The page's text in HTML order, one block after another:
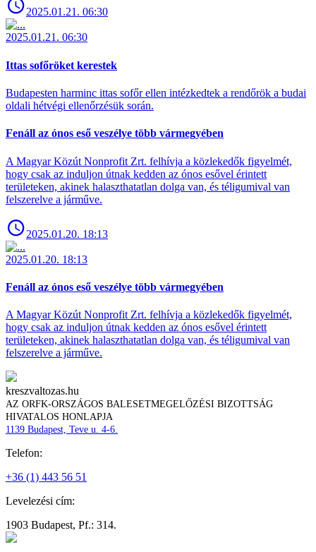
2025.01.21. 06:30
2025.01.21. 06:30
Ittas sofőröket kerestek
Budapesten harminc ittas sofőr ellen intézkedtek a rendőrök a budai
oldali hétvégi ellenőrzésük során.
Fenáll az ónos eső veszélye több vármegyében
A Magyar Közút Nonprofit Zrt. felhívja a közlekedők figyelmét,
hogy csak az induljon útnak kedden az ónos esővel érintett
területeken, akinek halaszthatatlan dolga van, és téligumival van
felszerelve a járműve.
2025.01.20. 18:13
2025.01.20. 18:13
Fenáll az ónos eső veszélye több vármegyében
A Magyar Közút Nonprofit Zrt. felhívja a közlekedők figyelmét,
hogy csak az induljon útnak kedden az ónos esővel érintett
területeken, akinek halaszthatatlan dolga van, és téligumival van
felszerelve a járműve.
kreszvaltozas.hu
AZ ORFK-ORSZÁGOS BALESETMEGELŐZÉSI BIZOTTSÁG
HIVATALOS HONLAPJA
1139 Budapest, Teve u. 4-6.
Telefon:
+36 (1) 443 56 51
Levelezési cím:
1903 Budapest, Pf.: 314.